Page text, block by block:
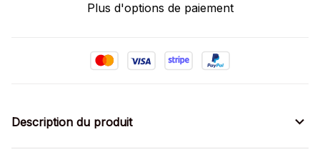
Plus d'options de paiement
Description du produit